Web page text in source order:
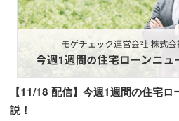
【11/18 配信】今週1週間の住宅
説！